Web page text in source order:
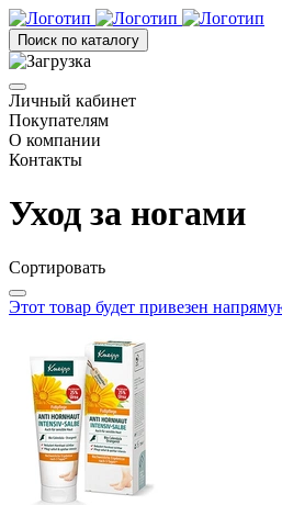
Поиск по каталогу
Личный кабинет
Покупателям
О компании
Контакты
Уход за ногами
Сортировать
Этот товар будет привезен